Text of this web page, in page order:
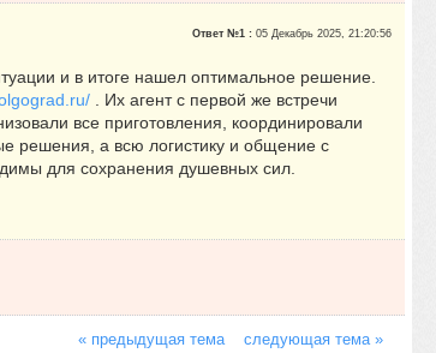
Ответ №1 :05 Декабрь 2025, 21:20:56
и в итоге нашел оптимальное решение.
. Их агент с первой же встречи
все приготовления, координировали
решения, а всю логистику и общение с
для сохранения душевных сил.
« предыдущая тема следующая тема »